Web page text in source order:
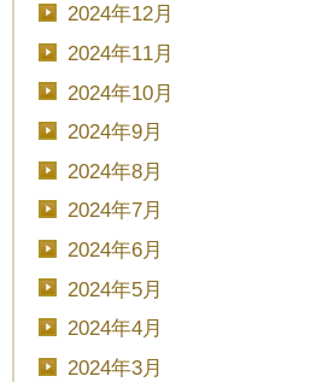
2024年12月
2024年11月
2024年10月
2024年9月
2024年8月
2024年7月
2024年6月
2024年5月
2024年4月
2024年3月